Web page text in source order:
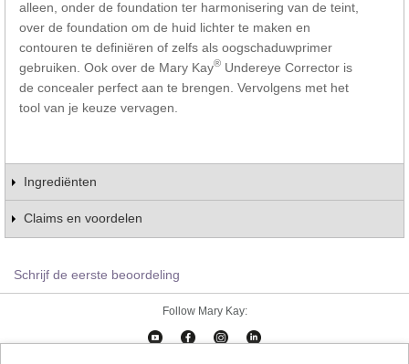
alleen, onder de foundation ter harmonisering van de teint,
over de foundation om de huid lichter te maken en
contouren te definiëren of zelfs als oogschaduwprimer
gebruiken. Ook over de Mary Kay® Undereye Corrector is
de concealer perfect aan te brengen. Vervolgens met het
tool van je keuze vervagen.
Ingrediënten
Claims en voordelen
Schrijf de eerste beoordeling
Follow Mary Kay: